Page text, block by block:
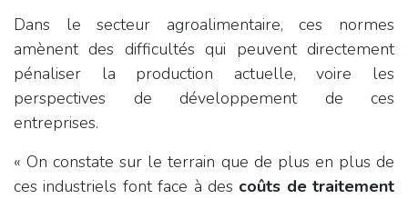
Dans le secteur agroalimentaire, ces normes
amènent des difficultés qui peuvent directement
pénaliser la production actuelle, voire les
perspectives de développement de ces
entreprises.
« On constate sur le terrain que de plus en plus de
ces industriels font face à des coûts de traitement